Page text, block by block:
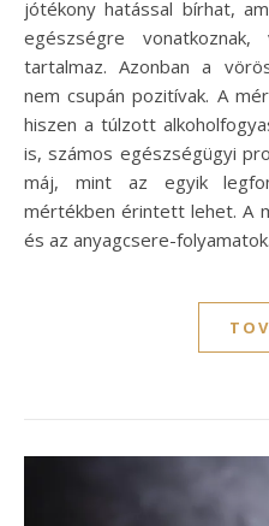
jótékony hatással bírhat,
egészségre vonatkoznak,
tartalmaz. Azonban a
nem csupán pozitívak. A
hiszen a túlzott
is, számos egészségügyi
máj, mint az egyik
mértékben érintett lehet. A
és az anyagcsere-